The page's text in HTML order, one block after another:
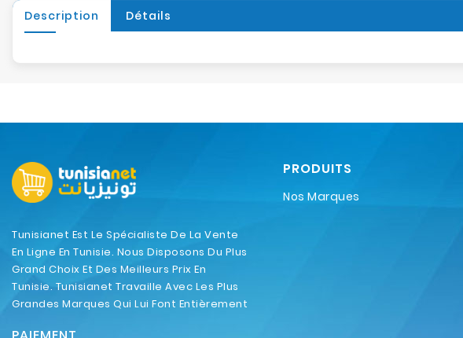
Description Détails
Tunisianet Est Le Spécialiste De La Vente
En Ligne En Tunisie. Nous Disposons Du Plus
Grand Choix Et Des Meilleurs Prix En
Tunisie. Tunisianet Travaille Avec Les Plus
Grandes Marques Qui Lui Font Entièrement
PRODUITS
Nos Marques